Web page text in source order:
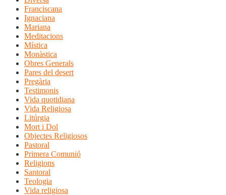
Franciscana
Ignaciana
Mariana
Meditacions
Mística
Monàstica
Obres Generals
Pares del desert
Pregària
Testimonis
Vida quotidiana
Vida Religiosa
Litúrgia
Mort i Dol
Objectes Religiosos
Pastoral
Primera Comunió
Religions
Santoral
Teologia
Vida religiosa